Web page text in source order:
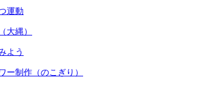
運動
大縄）
よう
ー制作（のこぎり）